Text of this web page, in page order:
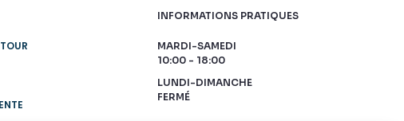
INFORMATIONS PRATIQUES
MARDI-SAMEDI
10:00 - 18:00
LUNDI-DIMANCHE
FERMÉ